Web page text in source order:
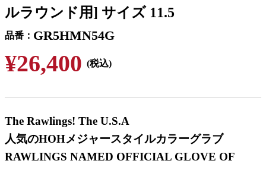
ルラウンド用] サイズ 11.5
品番 GR5HMN54G
¥26,400 (税込)
The Rawlings! The U.S.A
人気のHOHメジャースタイルカラーグラブ
RAWLINGS NAMED OFFICIAL GLOVE OF